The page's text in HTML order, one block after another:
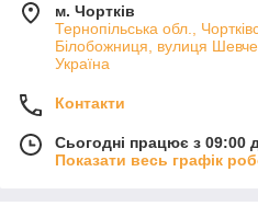
м. Чортків
Тернопільська обл.,
Білобожниця, вулиця
Україна
Контакти
Сьогодні працює з 09:00
Показати весь графік